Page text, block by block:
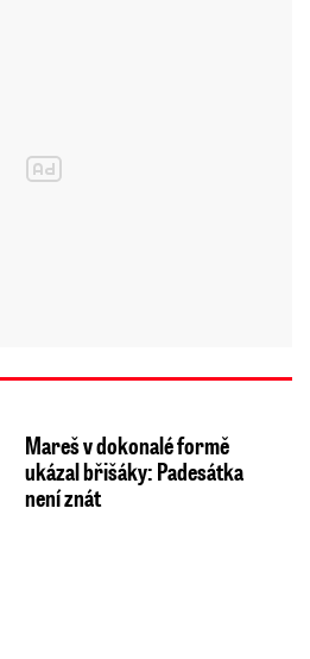
Mareš v dokonalé formě
ukázal břišáky: Padesátka
není znát